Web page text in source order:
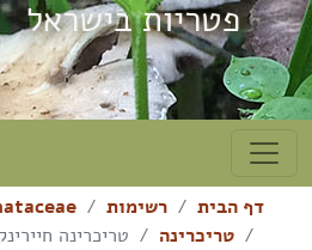
פטריות בישראל
דף הבית רשימות
טריכרינה
טריכרינה חיירינק